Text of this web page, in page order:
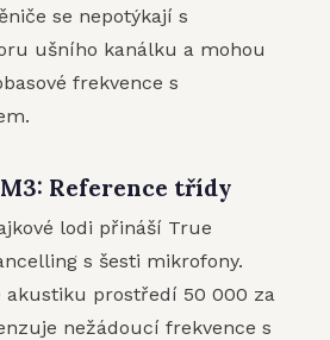
se nepotýkají s
ušního kanálku a mohou
frekvence s
Reference třídy
lodi přináší True
s šesti mikrofony.
akustiku prostředí 50 000 za
nežádoucí frekvence s